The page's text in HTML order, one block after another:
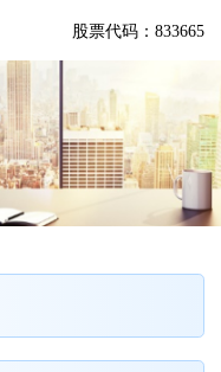
股票代码：833665